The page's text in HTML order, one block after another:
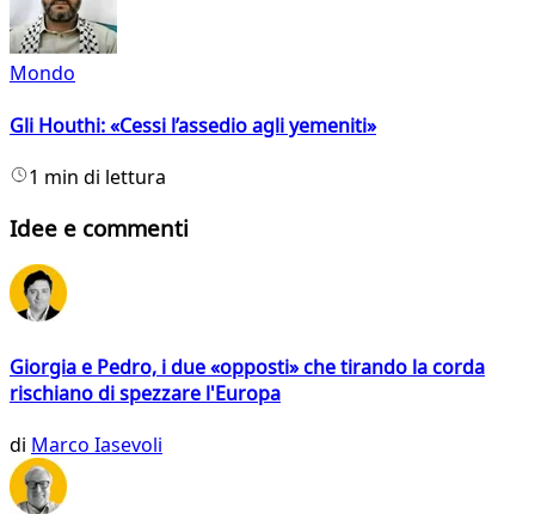
Mondo
Gli Houthi: «Cessi l’assedio agli yemeniti»
1 min di lettura
Idee e commenti
Giorgia e Pedro, i due «opposti» che tirando la corda
rischiano di spezzare l'Europa
di Marco Iasevoli